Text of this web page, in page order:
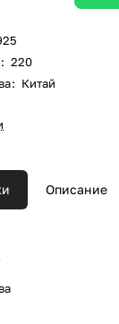
: 220
: Китай
Описание